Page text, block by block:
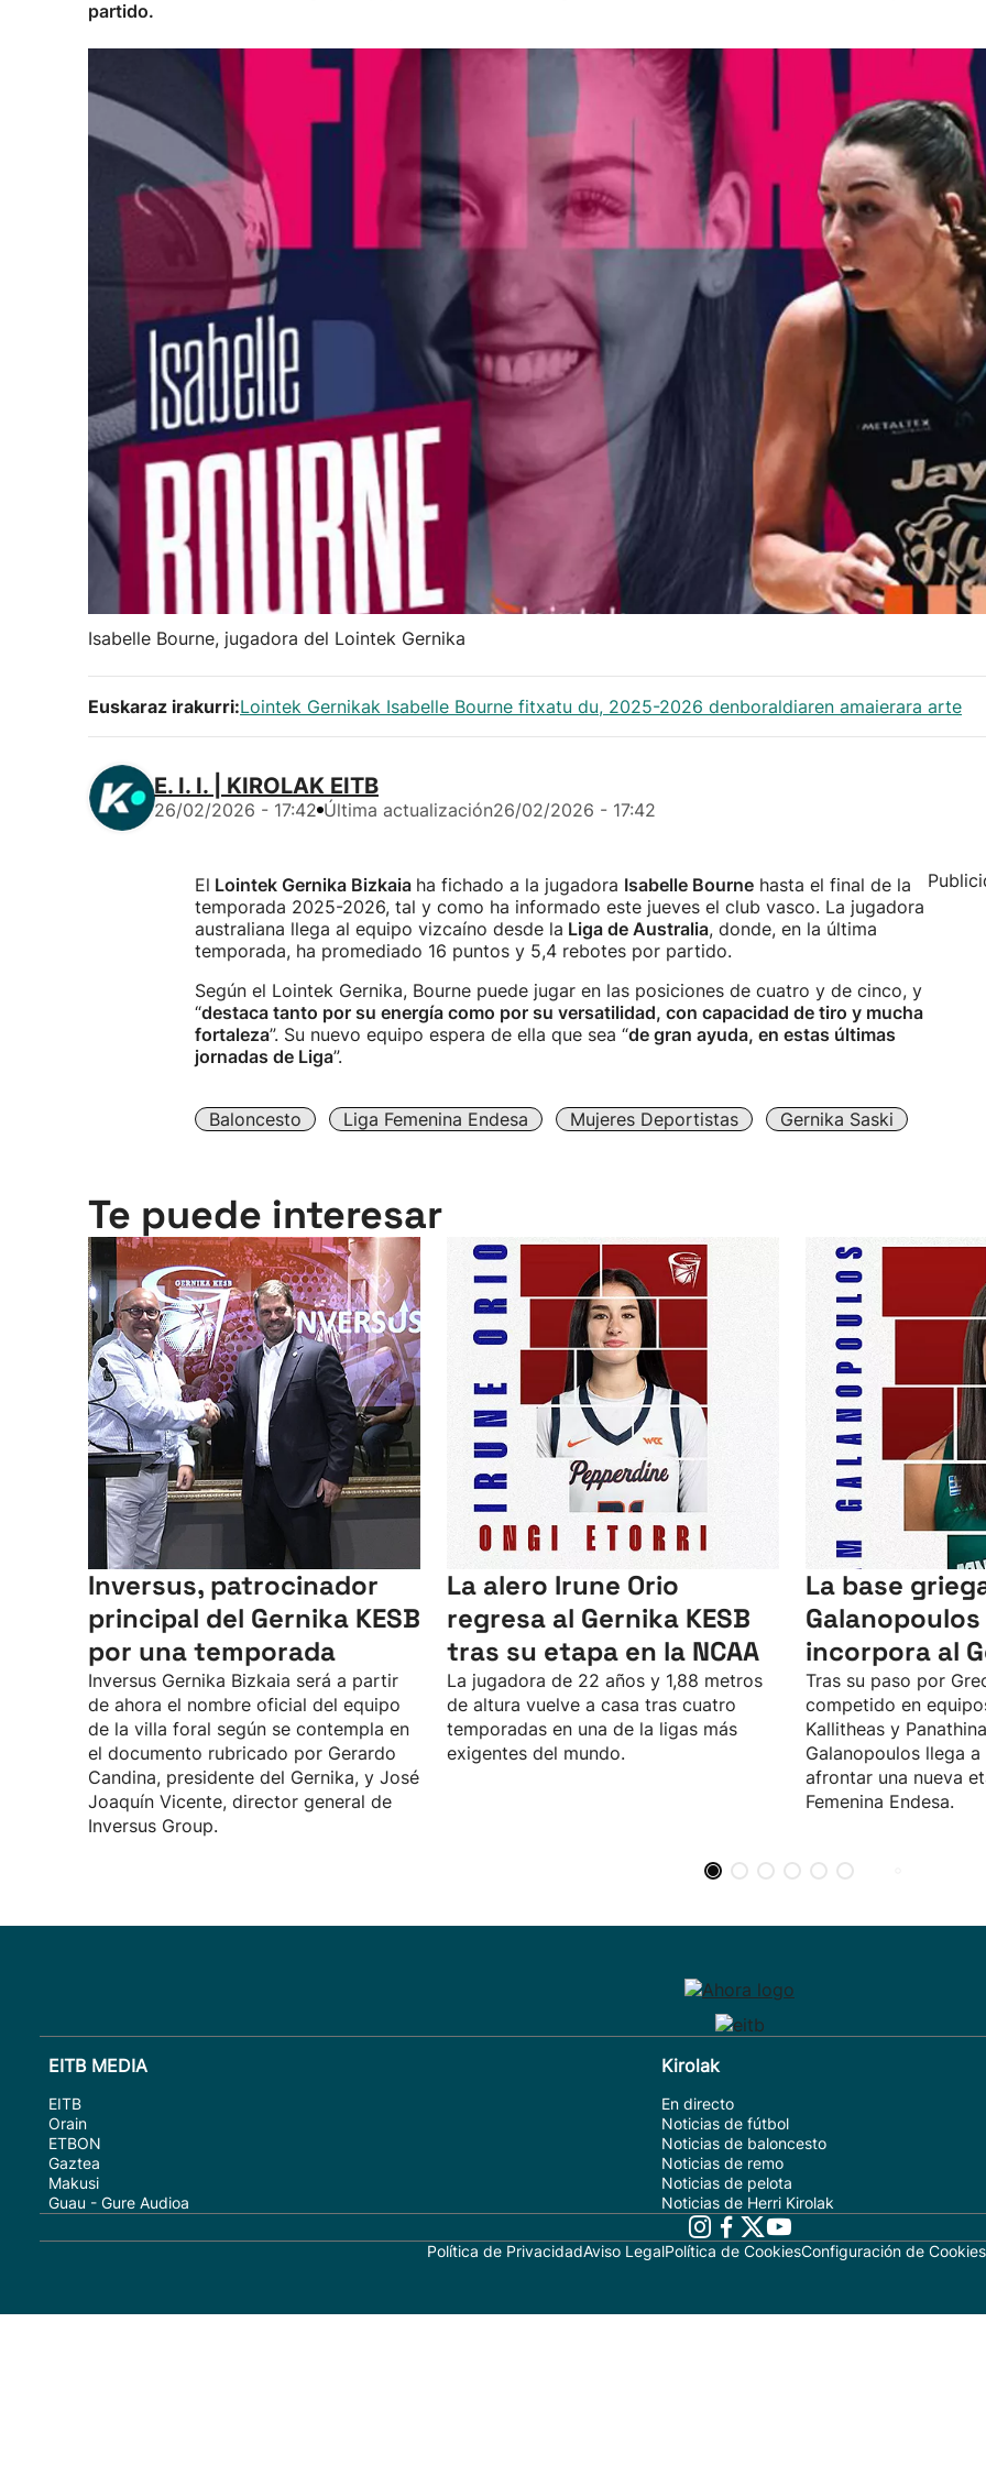
partido.
Isabelle Bourne, jugadora del Lointek Gernika
Euskaraz irakurri:Lointek Gernikak Isabelle Bourne fitxatu du, 2025-2026 denboraldiaren amaierara arte
E. I. I. | KIROLAK EITB
26/02/2026 - 17:42 Última actualización26/02/2026 - 17:42
El Lointek Gernika Bizkaia ha fichado a la jugadora Isabelle Bourne hasta el final de la
temporada 2025-2026, tal y como ha informado este jueves el club vasco. La jugadora
australiana llega al equipo vizcaíno desde la Liga de Australia, donde, en la última
temporada, ha promediado 16 puntos y 5,4 rebotes por partido.
Según el Lointek Gernika, Bourne puede jugar en las posiciones de cuatro y de cinco, y
“destaca tanto por su energía como por su versatilidad, con capacidad de tiro y mucha
fortaleza”. Su nuevo equipo espera de ella que sea “de gran ayuda, en estas últimas
jornadas de Liga”.
Baloncesto Liga Femenina Endesa Mujeres Deportistas Gernika Saski
Te puede interesar
Inversus, patrocinador
principal del Gernika KESB
por una temporada
Inversus Gernika Bizkaia será a partir
de ahora el nombre oficial del equipo
de la villa foral según se contempla en
el documento rubricado por Gerardo
Candina, presidente del Gernika, y José
Joaquín Vicente, director general de
Inversus Group.
La alero Irune Orio
regresa al Gernika KESB
tras su etapa en la NCAA
La jugadora de 22 años y 1,88 metros
de altura vuelve a casa tras cuatro
temporadas en una de la ligas más
exigentes del mundo.
La base
incorpora al
Tras su paso por
competido en
Kallitheas y
Galanopoulos llega
afrontar una nueva
Femenina Endesa.
EITB MEDIA
EITB
Orain
ETBON
Gaztea
Makusi
Guau - Gure Audioa
Kirolak
En directo
Noticias de fútbol
Noticias de baloncesto
Noticias de remo
Noticias de pelota
Noticias de Herri Kirolak
Política de PrivacidadAviso LegalPolítica de CookiesConfiguración de Cookies